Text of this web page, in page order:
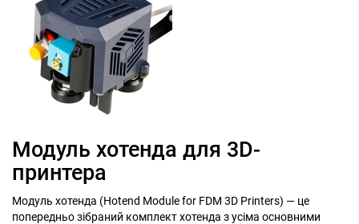
Модуль хотенда для 3D-
принтера
Модуль хотенда (Hotend Module for FDM 3D Printers) — це
попередньо зібраний комплект хотенда з усіма основними